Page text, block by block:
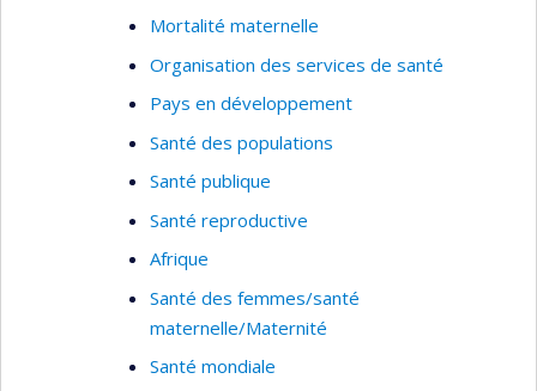
Mortalité maternelle
Organisation des services de santé
Pays en développement
Santé des populations
Santé publique
Santé reproductive
Afrique
Santé des femmes/santé
maternelle/Maternité
Santé mondiale